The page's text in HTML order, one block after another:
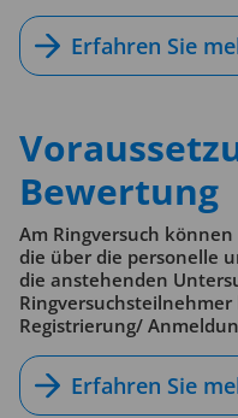
Erfahren Sie
Bewertung
Am Ringversuch
die über die personelle
die anstehenden
Registrierung/
Erfahren Sie